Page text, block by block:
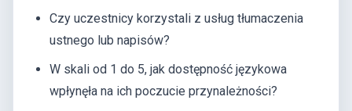
Czy uczestnicy korzystali z usług tłumaczenia
ustnego lub napisów?
W skali od 1 do 5, jak dostępność językowa
wpłynęła na ich poczucie przynależności?